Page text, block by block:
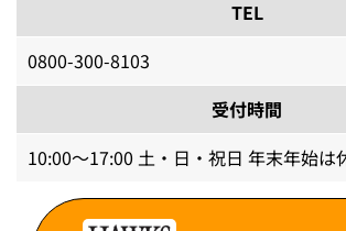
TEL
0800-300-8103
受付時間
10:00～17:00 土・日・祝日 年末年始は